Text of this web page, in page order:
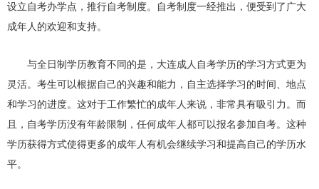
设立自考办学点，推行自考制度。自考制度一经推出，便受到了广大
成年人的欢迎和支持。
与全日制学历教育不同的是，大连成人自考学历的学习方式更为
灵活。考生可以根据自己的兴趣和能力，自主选择学习的时间、地点
和学习的进度。这对于工作繁忙的成年人来说，非常具有吸引力。而
且，自考学历没有年龄限制，任何成年人都可以报名参加自考。这种
学历获得方式使得更多的成年人有机会继续学习和提高自己的学历水
平。